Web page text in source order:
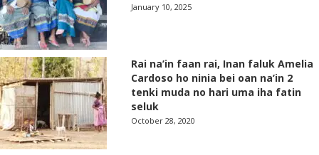
January 10, 2025
Rai na’in faan rai, Inan faluk Amelia
Cardoso ho ninia bei oan na’in 2
tenki muda no hari uma iha fatin
seluk
October 28, 2020